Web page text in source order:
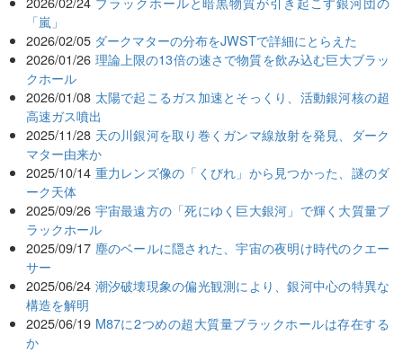
「嵐」
2026/02/05 ダークマターの分布をJWSTで詳細にとらえた
2026/01/26 理論上限の13倍の速さで物質を飲み込む巨大ブラッ
クホール
2026/01/08 太陽で起こるガス加速とそっくり、活動銀河核の超
高速ガス噴出
2025/11/28 天の川銀河を取り巻くガンマ線放射を発見、ダーク
マター由来か
2025/10/14 重力レンズ像の「くびれ」から見つかった、謎のダ
ーク天体
2025/09/26 宇宙最遠方の「死にゆく巨大銀河」で輝く大質量ブ
ラックホール
2025/09/17 塵のベールに隠された、宇宙の夜明け時代のクエー
サー
2025/06/24 潮汐破壊現象の偏光観測により、銀河中心の特異な
構造を解明
2025/06/19 M87に2つめの超大質量ブラックホールは存在する
か